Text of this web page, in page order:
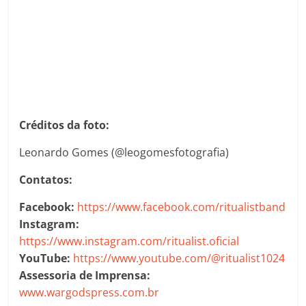
Créditos da foto:
Leonardo Gomes (@leogomesfotografia)
Contatos:
Facebook: https://www.facebook.com/ritualistband
Instagram:
https://www.instagram.com/ritualist.oficial
YouTube: https://www.youtube.com/@ritualist1024
Assessoria de Imprensa:
www.wargodspress.com.br